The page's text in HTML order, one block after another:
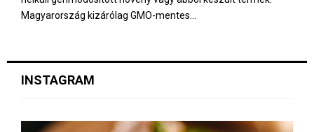
Magyarország kizárólag GMO-mentes...
INSTAGRAM